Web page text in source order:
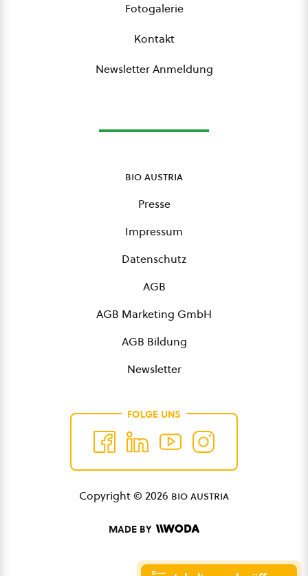
Fotogalerie
Kontakt
Newsletter Anmeldung
bio austria
Presse
Impressum
Datenschutz
AGB
AGB Marketing GmbH
AGB Bildung
Newsletter
FOLGE UNS
Copyright © 2026 bio austria
MADE BY